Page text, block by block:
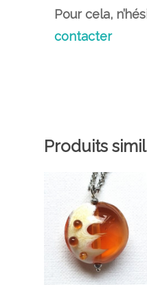
Pour cela,
contacter
Produits